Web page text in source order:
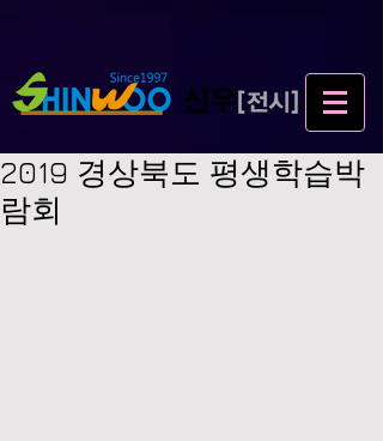
2019 경상북도 평생학습박
람회